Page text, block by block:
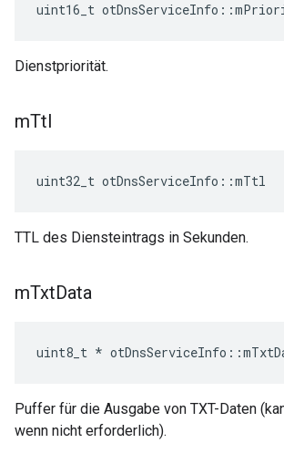
uint16_t otDnsServiceInfo ::
Dienstpriorität.
mTtl
uint32_t otDnsServiceInfo ::mTtl
TTL des Diensteintrags in Sekunden.
mTxtData
uint8_t * otDnsServiceInfo ::
Puffer für die Ausgabe von TXT-Daten
wenn nicht erforderlich).